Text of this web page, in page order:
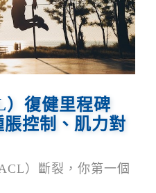
）復健里程碑
控制、肌力對
）斷裂，你第一個